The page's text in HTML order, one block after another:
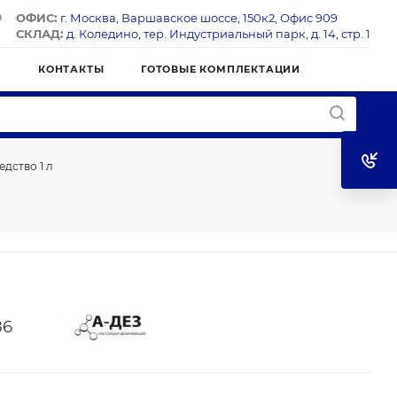
ОФИС: г. Москва, Варшавское шоссе, 150к2, Офис 909
СКЛАД: д. Коледино, тер. Индустриальный парк, д. 14, стр. 1
КОНТАКТЫ ГОТОВЫЕ КОМПЛЕКТАЦИИ
1 л